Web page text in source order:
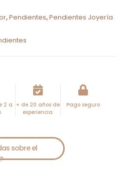
,Pendientes,Pendientes Joyería
2 a
+ de 20 años de
experiencia
Pago seguro